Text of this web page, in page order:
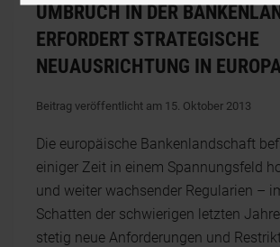
UMBRUCH IN DER
ERFORDERT STRATEGISCHE
NEUAUSRICHTUNG IN
Beitrag veröffentlicht am 15. Oktober 2013
Die europäische Bankenlandschaft
einiger Zeit in einem Spannungsfeld
und weiter wachsender Regularien –
Schatten der schwierigen letzten
stetig neue Anforderungen und